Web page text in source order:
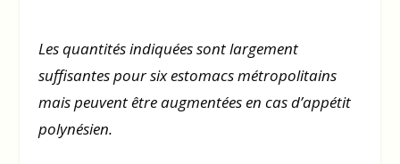
Les quantités indiquées sont largement
suffisantes pour six estomacs métropolitains
mais peuvent être augmentées en cas d’appétit
polynésien.